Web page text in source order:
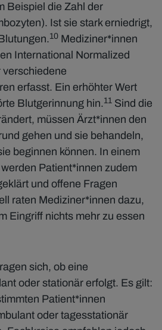
Beispiel die Zahl der
Ist sie stark erniedrigt,
10 Mediziner*innen
International Normalized
verschiedene
erfasst. Ein erhöhter Wert
Blutgerinnung hin.11 Sind die
müssen Ärzt*innen den
gehen und sie behandeln,
beginnen können. In einem
Patient*innen zudem
und offene Fragen
raten Mediziner*innen dazu,
Eingriff nichts mehr zu essen
sich, ob eine
oder stationär erfolgt. Es gilt:
Patient*innen
oder tagesstationär